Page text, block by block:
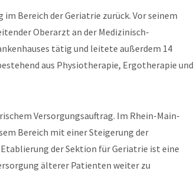
Bereich der Geriatrie zurück. Vor seinem
Oberarzt an der Medizinisch-
tätig und leitete außerdem 14
aus Physiotherapie, Ergotherapie und
Versorgungsauftrag. Im Rhein-Main-
Bereich mit einer Steigerung der
der Sektion für Geriatrie ist eine
älterer Patienten weiter zu